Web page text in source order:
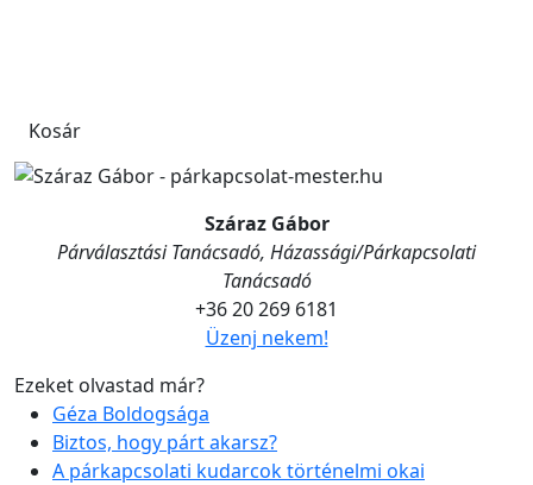
Kosár
Száraz Gábor
Párválasztási Tanácsadó, Házassági/Párkapcsolati
Tanácsadó
+36 20 269 6181
Üzenj nekem!
Ezeket olvastad már?
Géza Boldogsága
Biztos, hogy párt akarsz?
A párkapcsolati kudarcok történelmi okai